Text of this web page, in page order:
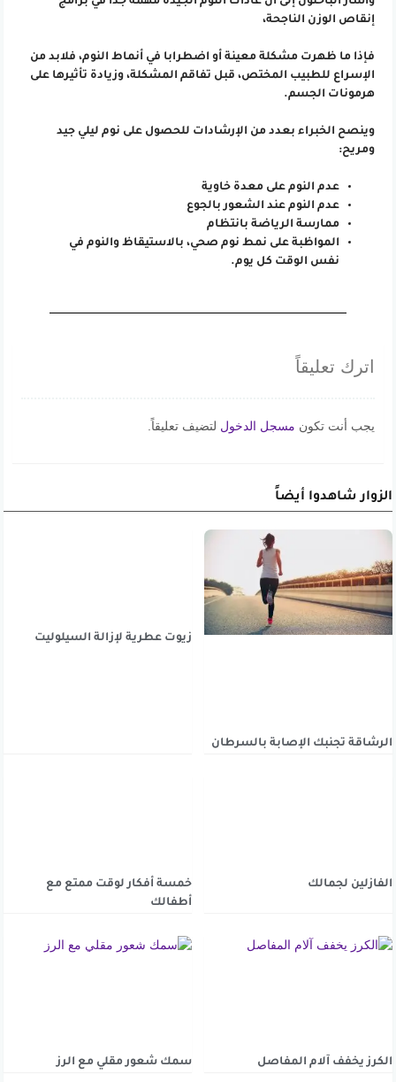
إنقاص الوزن الناجحة،
فإذا ما ظهرت مشكلة معينة أو اضطرابا في أنماط النوم، فلابد من
الإسراع للطبيب المختص، قبل تفاقم المشكلة، وزيادة تأثيرها على
هرمونات الجسم.
وينصح الخبراء بعدد من الإرشادات للحصول على نوم ليلي جيد
ومريح:
عدم النوم على معدة خاوية
عدم النوم عند الشعور بالجوع
ممارسة الرياضة بانتظام
المواظبة على نمط نوم صحي، بالاستيقاظ والنوم في
نفس الوقت كل يوم.
اترك تعليقاً
يجب أنت تكون مسجل الدخول لتضيف تعليقاً.
الزوار شاهدوا أيضاً
الرشاقة تجنبك الإصابة بالسرطان
زيوت عطرية لإزالة السيلوليت
الفازلين لجمالك
خمسة أفكار لوقت ممتع مع
أطفالك
الكرز يخفف آلام المفاصل سمك شعور مقلي مع الرز